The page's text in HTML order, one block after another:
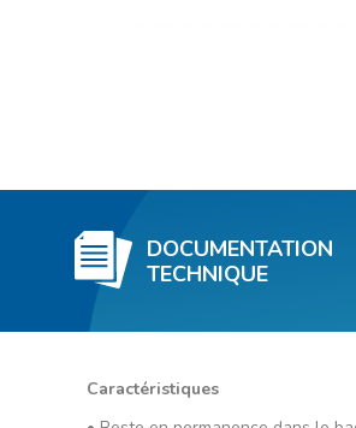
DOCUMENTATION
TECHNIQUE
Caractéristiques